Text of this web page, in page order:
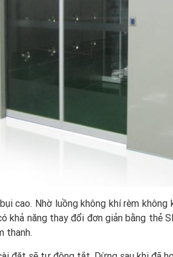
cao. Nhờ luồng không khí rèm
khả năng thay đổi đơn giản bằng thẻ
thanh.